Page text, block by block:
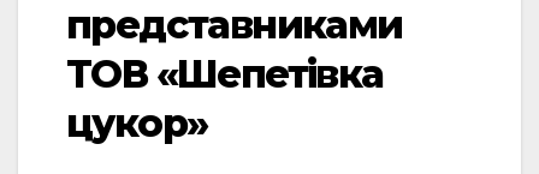
представниками
ТОВ «Шепетівка
цукор»